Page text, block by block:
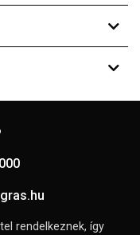
rendelkeznek, így